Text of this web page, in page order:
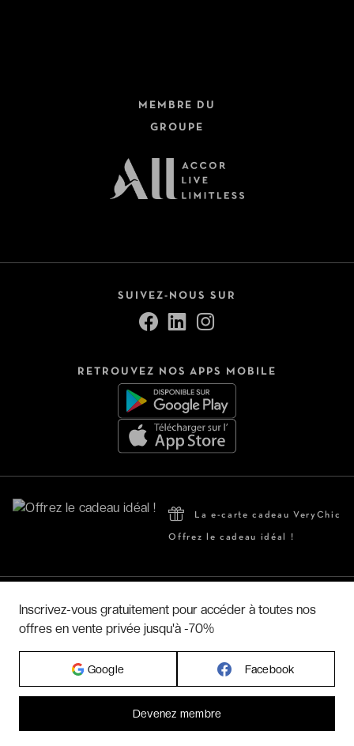
MEMBRE DU
GROUPE
SUIVEZ-NOUS SUR
RETROUVEZ NOS APPS MOBILE
La e-carte cadeau VeryChic
Offrez le cadeau idéal !
Hôtels par régions
Hôtels par villes
Inscrivez-vous gratuitement pour accéder à toutes nos
offres en vente privée jusqu'à -70%
Google Facebook
Devenez membre